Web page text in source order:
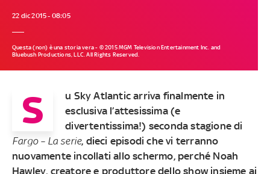
22 dic 2015 - 08:05
Questa (non) è una storia vera - © 2015 MGM Television Entertainment Inc. and
Bluebush Productions, LLC. All Rights Reserved.
S
u Sky Atlantic arriva finalmente in
esclusiva l’attesissima (e
divertentissima!) seconda stagione di
Fargo – La serie, dieci episodi che vi terranno
nuovamente incollati allo schermo, perché Noah
Hawley, creatore e produttore dello show insieme ai